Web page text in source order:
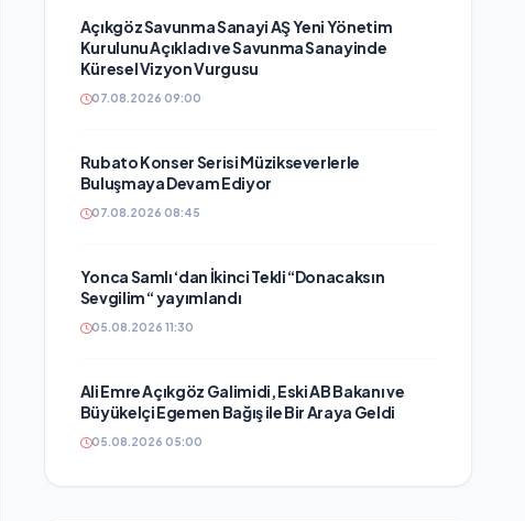
Açıkgöz Savunma Sanayi AŞ Yeni Yönetim
Kurulunu Açıkladı ve Savunma Sanayinde
Küresel Vizyon Vurgusu
07.08.2026 09:00
Rubato Konser Serisi Müzikseverlerle
Buluşmaya Devam Ediyor
07.08.2026 08:45
Yonca Samlı ‘dan İkinci Tekli “Donacaksın
Sevgilim “ yayımlandı
05.08.2026 11:30
Ali Emre Açıkgöz Galimidi, Eski AB Bakanı ve
Büyükelçi Egemen Bağış ile Bir Araya Geldi
05.08.2026 05:00